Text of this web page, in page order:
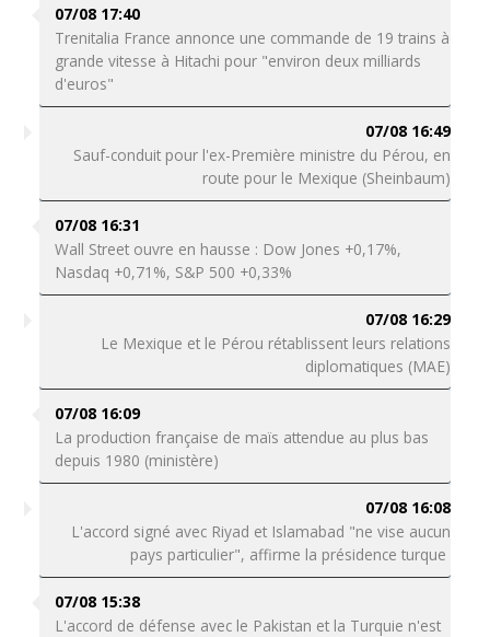
07/08 17:40
Trenitalia France annonce une commande de 19 trains à
grande vitesse à Hitachi pour "environ deux milliards
d'euros"
07/08 16:49
Sauf-conduit pour l'ex-Première ministre du Pérou, en
route pour le Mexique (Sheinbaum)
07/08 16:31
Wall Street ouvre en hausse : Dow Jones +0,17%,
Nasdaq +0,71%, S&P 500 +0,33%
07/08 16:29
Le Mexique et le Pérou rétablissent leurs relations
diplomatiques (MAE)
07/08 16:09
La production française de maïs attendue au plus bas
depuis 1980 (ministère)
07/08 16:08
L'accord signé avec Riyad et Islamabad "ne vise aucun
pays particulier", affirme la présidence turque
07/08 15:38
L'accord de défense avec le Pakistan et la Turquie n'est